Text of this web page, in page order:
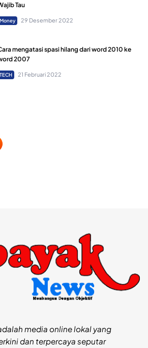
Tau
Money 29 Desember 2022
mengatasi spasi hilang dari word 2010 ke
2007
TECH 21 Februari 2022
media online lokal yang
dan terpercaya seputar